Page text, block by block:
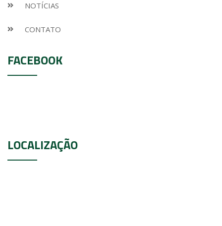
NOTÍCIAS
CONTATO
FACEBOOK
LOCALIZAÇÃO